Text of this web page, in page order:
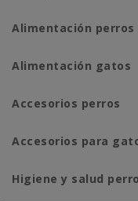
Alimentación perros
Alimentación gatos
Accesorios perros
Accesorios para
Higiene y salud